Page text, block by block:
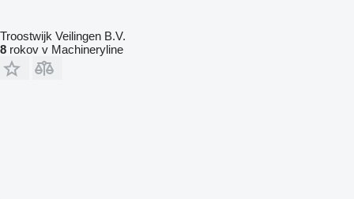
Troostwijk Veilingen B.V.
8 rokov v Machineryline